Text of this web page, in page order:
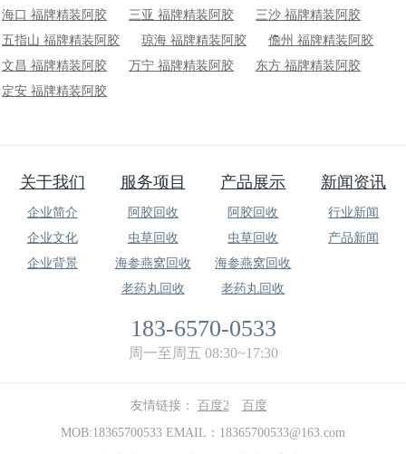
海口 福牌精装阿胶 三亚 福牌精装阿胶
三沙 福牌精装阿胶
五指山 福牌精装阿胶
琼海 福牌精装阿胶
儋州 福牌精装阿胶
文昌 福牌精装阿胶
万宁 福牌精装阿胶
东方 福牌精装阿胶
定安 福牌精装阿胶
关于我们
企业简介
企业文化
企业背景
服务项目
阿胶回收
虫草回收
海参燕窝回收
老药丸回收
产品展示
阿胶回收
虫草回收
海参燕窝回收
老药丸回收
新闻资讯
行业新闻
产品新闻
183-6570-0533
周一至周五 08:30~17:30
友情链接： 百度2
百度
MOB:18365700533 EMAIL：18365700533@163.com